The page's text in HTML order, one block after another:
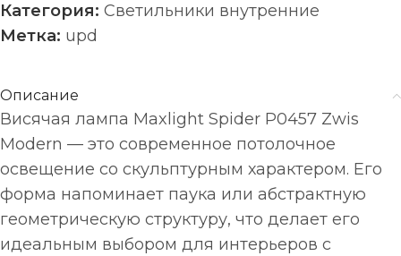
Категория: Светильники внутренние
Метка: upd
Описание
Висячая лампа Maxlight Spider P0457 Zwis
Modern — это современное потолочное
освещение со скульптурным характером. Его
форма напоминает паука или абстрактную
геометрическую структуру, что делает его
идеальным выбором для интерьеров с